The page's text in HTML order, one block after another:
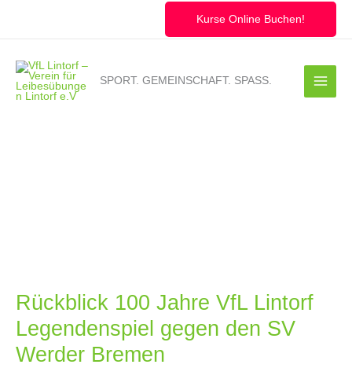
Kurse Online Buchen!
SPORT. GEMEINSCHAFT. SPASS.
Rückblick 100 Jahre VfL Lintorf
Legendenspiel gegen den SV
Werder Bremen